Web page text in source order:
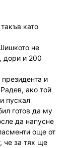
като
не
дори и 200
и
ако той
пускал
готов да му
да напусне
още от
че за тях ще